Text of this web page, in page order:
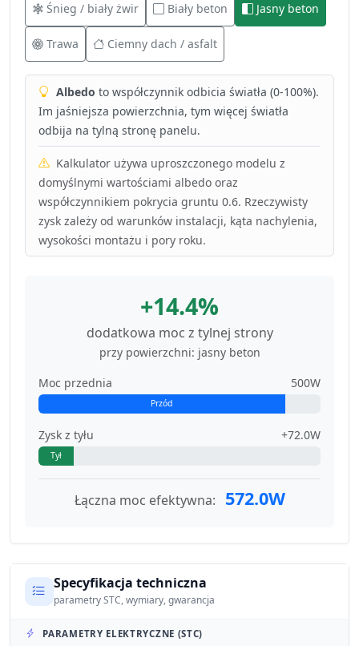
Śnieg / biały żwir Biały beton Jasny beton
Trawa Ciemny dach / asfalt
Albedo to współczynnik odbicia światła (0-100%).
Im jaśniejsza powierzchnia, tym więcej światła
odbija na tylną stronę panelu.
Kalkulator używa uproszczonego modelu z
domyślnymi wartościami albedo oraz
współczynnikiem pokrycia gruntu 0.6. Rzeczywisty
zysk zależy od warunków instalacji, kąta nachylenia,
wysokości montażu i pory roku.
+14.4%
dodatkowa moc z tylnej strony
przy powierzchni: jasny beton
Moc przednia
500W
Przód
Zysk z tyłu +72.0W
Tył
Łączna moc efektywna: 572.0W
Specyfikacja techniczna
parametry STC, wymiary, gwarancja
PARAMETRY ELEKTRYCZNE (STC)